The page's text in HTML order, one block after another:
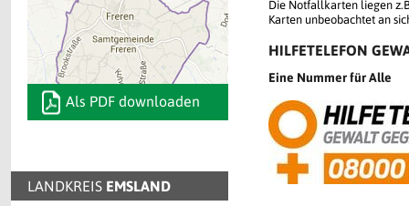
Als PDF downloaden
LANDKREIS EMSLAND
Die Notfallkarten liegen
Karten unbeobachtet an
HILFETELEFON
Eine Nummer für Alle